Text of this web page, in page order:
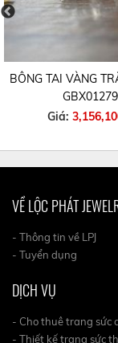
BÔNG TAI VÀNG
GBX01279
Giá:
VỀ LỘC PHÁT
- Thông tin về LPJ
- Tuyển dụng
DỊCH VỤ
- Cho thuê trang sức
- Thiết kế trang sức